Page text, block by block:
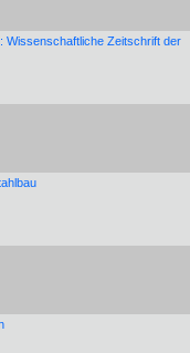
Wissenschaftliche Zeitschrift der